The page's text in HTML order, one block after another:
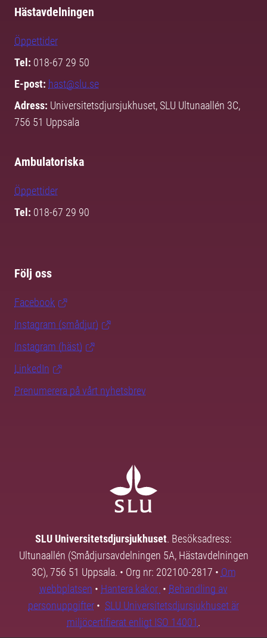
Hästavdelningen
Öppettider
Tel: 018-67 29 50
E-post: hast@slu.se
Adress: Universitetsdjursjukhuset, SLU Ultunaallén 3C,
756 51 Uppsala
Ambulatoriska
Öppettider
Tel: 018-67 29 90
Följ oss
Facebook
Instagram (smådjur)
Instagram (häst)
LinkedIn
Prenumerera på vårt nyhetsbrev
SLU Universitetsdjursjukhuset. Besöksadress:
Ultunaallén (Smådjursavdelningen 5A, Hästavdelningen
3C), 756 51 Uppsala. • Org nr: 202100-2817 • Om
webbplatsen • Hantera kakor • Behandling av
personuppgifter • SLU Universitetsdjursjukhuset är
miljöcertifierat enligt ISO 14001.